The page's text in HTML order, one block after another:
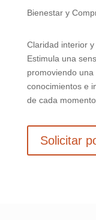
Bienestar y
Claridad interior
Estimula una
promoviendo
conocimientos e
de cada
Solicitar